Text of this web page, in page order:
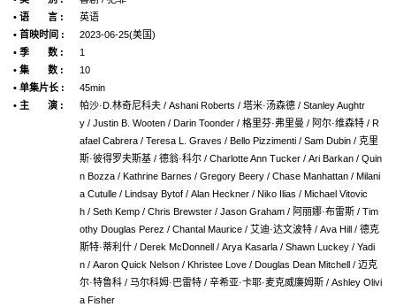
• 语 言 :
英语
• 首映时间 :
2023-06-25(美国)
• 季 数 :
1
• 集 数 :
10
• 单集片长 :
45min
• 主 演 :
帕沙·D.林奇尼科夫 / Ashani Roberts / 塔米·汤森德 / Stanley Aughtr
y / Justin B. Wooten / Darin Toonder / 格里芬·弗里曼 / 阿尔·维森特 / R
afael Cabrera / Teresa L. Graves / Bello Pizzimenti / Sam Dubin / 克里
斯·彼得罗夫斯基 / 德翁·科尔 / Charlotte Ann Tucker / Ari Barkan / Quin
n Bozza / Kathrine Barnes / Gregory Beery / Chase Manhattan / Milani
a Cutulle / Lindsay Bytof / Alan Heckner / Niko Ilias / Michael Vitovic
h / Seth Kemp / Chris Brewster / Jason Graham / 阿丽娜·布雷斯 / Tim
othy Douglas Perez / Chantal Maurice / 艾迪·达文波特 / Ava Hill / 德克
斯特·蒂利什 / Derek McDonnell / Arya Kasarla / Shawn Luckey / Yadi
n / Aaron Quick Nelson / Khristee Love / Douglas Dean Mitchell / 迈克
尔·特鲁科 / 马尔科姆·巴雷特 / 辛希亚·卡耶·麦克威廉姆斯 / Ashley Olivi
a Fisher